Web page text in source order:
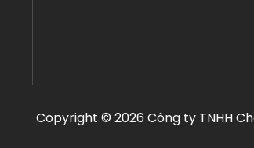
Copyright © 2026 Công ty TNHH